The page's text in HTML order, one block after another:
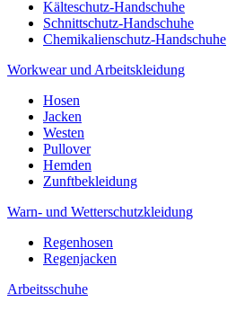
Kälteschutz-Handschuhe
Schnittschutz-Handschuhe
Chemikalienschutz-Handschuhe
Workwear und Arbeitskleidung
Hosen
Jacken
Westen
Pullover
Hemden
Zunftbekleidung
Warn- und Wetterschutzkleidung
Regenhosen
Regenjacken
Arbeitsschuhe